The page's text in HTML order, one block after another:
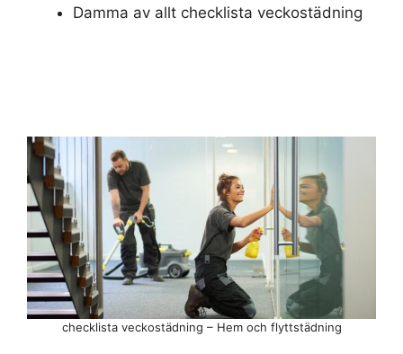
Damma av allt checklista veckostädning
checklista veckostädning – Hem och flyttstädning